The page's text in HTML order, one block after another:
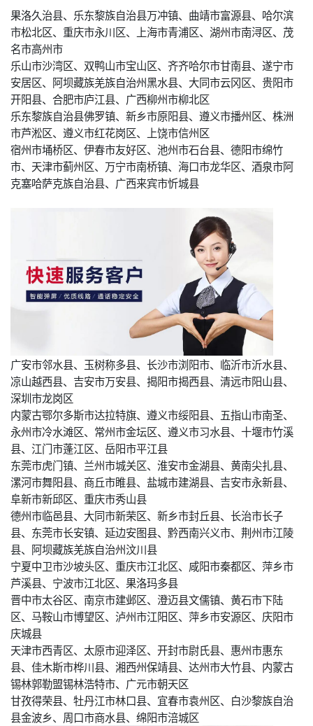
果洛久治县、乐东黎族自治县万冲镇、曲靖市富源县、哈尔滨
市松北区、重庆市永川区、上海市青浦区、湖州市南浔区、茂
名市高州市
乐山市沙湾区、双鸭山市宝山区、齐齐哈尔市甘南县、遂宁市
安居区、阿坝藏族羌族自治州黑水县、大同市云冈区、贵阳市
开阳县、合肥市庐江县、广西柳州市柳北区
乐东黎族自治县佛罗镇、新乡市原阳县、遵义市播州区、株洲
市芦淞区、遵义市红花岗区、上饶市信州区
宿州市埇桥区、伊春市友好区、池州市石台县、德阳市绵竹
市、天津市蓟州区、万宁市南桥镇、海口市龙华区、酒泉市阿
克塞哈萨克族自治县、广西来宾市忻城县
广安市邻水县、玉树称多县、长沙市浏阳市、临沂市沂水县、
凉山越西县、吉安市万安县、揭阳市揭西县、清远市阳山县、
深圳市龙岗区
内蒙古鄂尔多斯市达拉特旗、遵义市绥阳县、五指山市南圣、
永州市冷水滩区、常州市金坛区、遵义市习水县、十堰市竹溪
县、江门市蓬江区、岳阳市平江县
东莞市虎门镇、兰州市城关区、淮安市金湖县、黄南尖扎县、
漯河市舞阳县、商丘市睢县、盐城市建湖县、吉安市永新县、
阜新市新邱区、重庆市秀山县
德州市临邑县、大同市新荣区、新乡市封丘县、长治市长子
县、东莞市长安镇、延边安图县、黔西南兴义市、荆州市江陵
县、阿坝藏族羌族自治州汶川县
宁夏中卫市沙坡头区、重庆市江北区、咸阳市秦都区、萍乡市
芦溪县、宁波市江北区、果洛玛多县
晋中市太谷区、南京市建邺区、澄迈县文儒镇、黄石市下陆
区、马鞍山市博望区、泸州市江阳区、萍乡市安源区、庆阳市
庆城县
天津市西青区、太原市迎泽区、开封市尉氏县、惠州市惠东
县、佳木斯市桦川县、湘西州保靖县、达州市大竹县、内蒙古
锡林郭勒盟锡林浩特市、广元市朝天区
甘孜得荣县、牡丹江市林口县、宜春市袁州区、白沙黎族自治
县金波乡、周口市商水县、绵阳市涪城区